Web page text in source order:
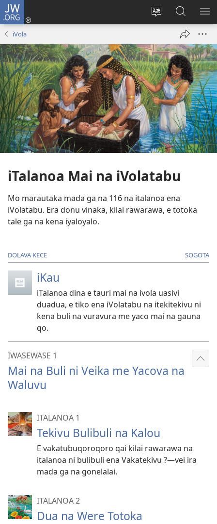
JW.ORG
Veisautaka
Dolava
(opens
Vaqara
ena
JW.ORG
iVola
iTalanoa Mai na iVolatabu
Mo marautaka mada ga na 116 na italanoa ena
iVolatabu. Era donu vinaka, kilai rawarawa, e totoka
tale ga na kena iyaloyalo.
DOLAVA KECE SOGOTA
iKau
iTalanoa dina e tauri mai na ivola uasivi
duadua, e tiko ena iVolatabu na itekitekivu ni
kena buli na vuravura me yaco mai na gauna
qo.
IWASEWASE 1
Mai na Buli ni Veika me Yacova na
Waluvu
ITALANOA 1
Tekivu Bulibuli na Kalou
E vakatubuqoroqoro qai kilai rawarawa na
italanoa ni bulibuli ena Vakatekivu ?—vei ira
mada ga na gonelalai.
ITALANOA 2
Dua na Were Totoka